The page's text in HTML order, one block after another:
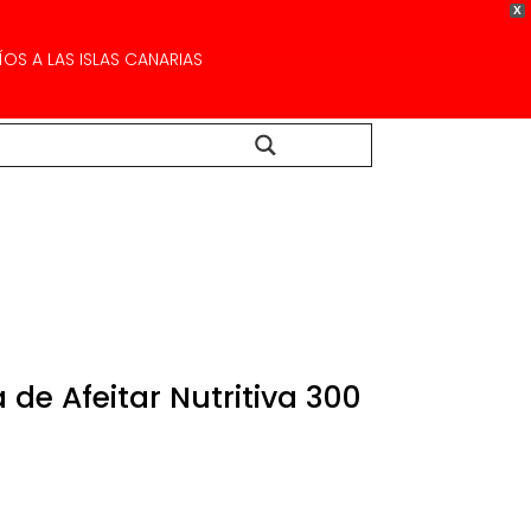
X
A LAS ISLAS CANARIAS
de Afeitar Nutritiva 300